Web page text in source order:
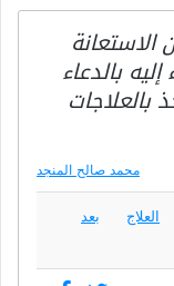
بالدعاء
بالعلاجات
محمد صالح المنجد
العلاج
بعد